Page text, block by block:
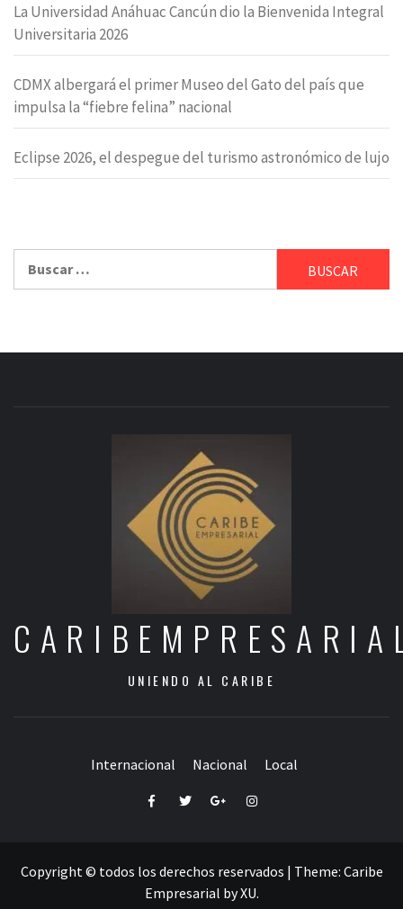
La Universidad Anáhuac Cancún dio la Bienvenida Integral
Universitaria 2026
CDMX albergará el primer Museo del Gato del país que
impulsa la “fiebre felina” nacional
Eclipse 2026, el despegue del turismo astronómico de lujo
UNIENDO AL CARIBE
Internacional Nacional Local
FacebookTwitterGoogle+Instagram
Copyright © todos los derechos reservados | Theme: Caribe
Empresarial byXU.